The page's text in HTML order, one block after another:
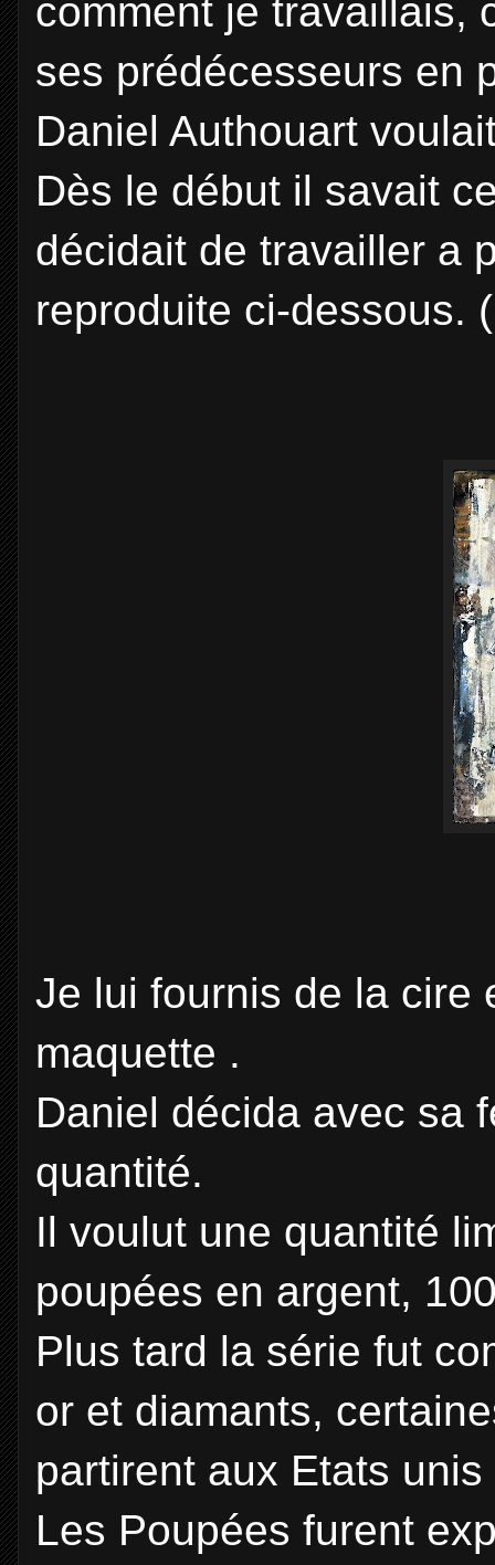
comment je travaillais,
ses prédécesseurs en
Daniel Authouart
Dès le début il savait
décidait de travailler a
reproduite ci-dessous.
Je lui fournis de la cire
maquette .
Daniel décida avec sa
quantité.
Il voulut une quantité
poupées en argent,
Plus tard la série fut
or et diamants,
partirent aux Etats
Les Poupées furent